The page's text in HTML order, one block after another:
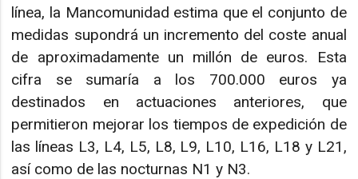
línea, la Mancomunidad estima que el conjunto de
medidas supondrá un incremento del coste anual
de aproximadamente un millón de euros. Esta
cifra se sumaría a los 700.000 euros ya
destinados en actuaciones anteriores, que
permitieron mejorar los tiempos de expedición de
las líneas L3, L4, L5, L8, L9, L10, L16, L18 y L21,
así como de las nocturnas N1 y N3.